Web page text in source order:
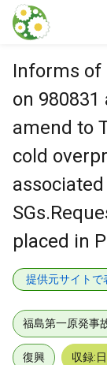
本文に飛ぶ
Informs of
on
amend to
cold
placed in
提供元サイトで
福島第一原発事
復興 収録: